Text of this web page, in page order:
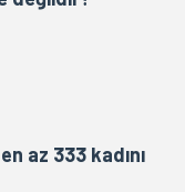
az 333 kadını